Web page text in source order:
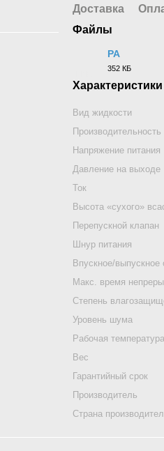
Доставка
Файлы
PA
352 КБ
Характеристики
Вид жидкости
Производительность
Напряжение питания
Давление на выходе
Ток
Высота «сухого»
Перепускной клапан
Шнур питания
Впускное/выпускное
Макс. время
Степень
Уровень шума
Рабочая температура
Вес
Гарантийный срок
Производитель
Страна